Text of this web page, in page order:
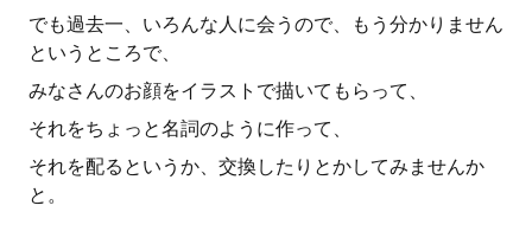
でも過去一、いろんな人に会うので、もう分かりません
というところで、
みなさんのお顔をイラストで描いてもらって、
それをちょっと名詞のように作って、
それを配るというか、交換したりとかしてみませんか
と。